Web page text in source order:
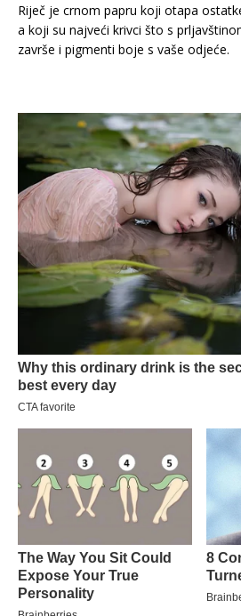
Riječ je crnom papru koji otapa
a koji su najveći krivci što s
završe i pigmenti boje s vaše odjeće.